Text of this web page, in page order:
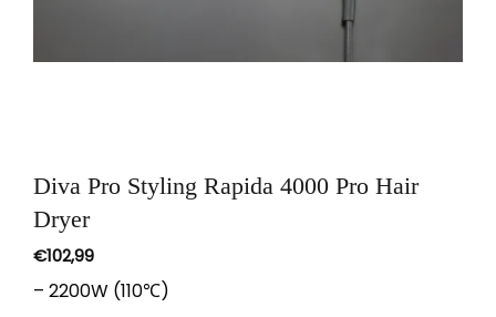
Diva Pro Styling Rapida 4000 Pro Hair
Dryer
€102,99
– 2200W (110℃)